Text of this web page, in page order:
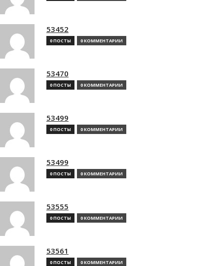
53452
0 ПОСТЫ 0 КОММЕНТАРИИ
53470
0 ПОСТЫ 0 КОММЕНТАРИИ
53499
0 ПОСТЫ 0 КОММЕНТАРИИ
53499
0 ПОСТЫ 0 КОММЕНТАРИИ
53555
0 ПОСТЫ 0 КОММЕНТАРИИ
53561
0 ПОСТЫ 0 КОММЕНТАРИИ